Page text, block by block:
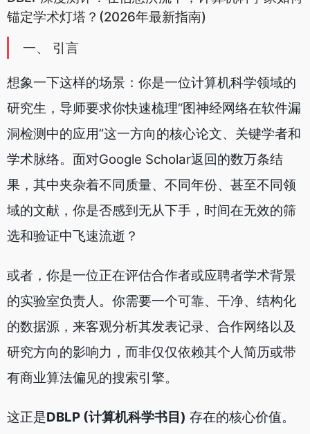
锚定学术灯塔？(2026年最新指南)
一、 引言
想象一下这样的场景：你是一位计算机科学领域的
研究生，导师要求你快速梳理“图神经网络在软件漏
洞检测中的应用”这一方向的核心论文、关键学者和
学术脉络。面对Google Scholar返回的数万条结
果，其中夹杂着不同质量、不同年份、甚至不同领
域的文献，你是否感到无从下手，时间在无效的筛
选和验证中飞速流逝？
或者，你是一位正在评估合作者或应聘者学术背景
的实验室负责人。你需要一个可靠、干净、结构化
的数据源，来客观分析其发表记录、合作网络以及
研究方向的影响力，而非仅仅依赖其个人简历或带
有商业算法偏见的搜索引擎。
这正是DBLP (计算机科学书目) 存在的核心价值。